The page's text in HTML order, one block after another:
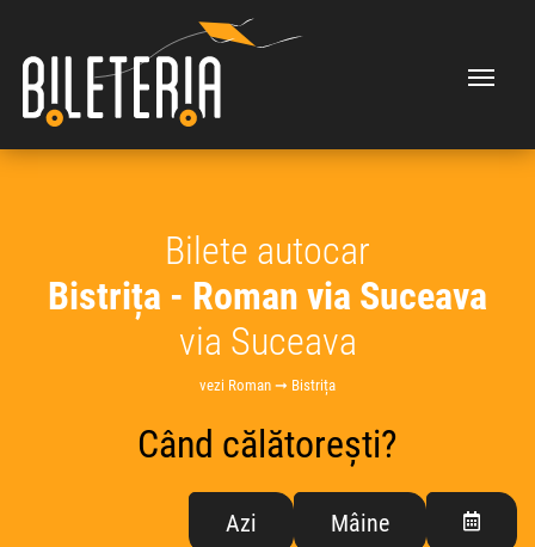
Bilete autocar
Bistrița - Roman via Suceava
via Suceava
vezi Roman ➞ Bistrița
Când călătorești?
Azi Mâine